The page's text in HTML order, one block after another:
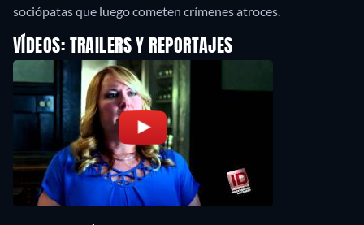
sociópatas que luego cometen crímenes atroces.
VÍDEOS: TRAILERS Y REPORTAJES